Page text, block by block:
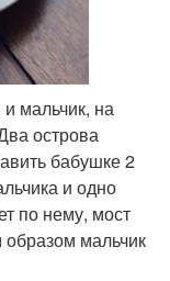
мальчик, на
острова
бабушке 2
и одно
по нему, мост
мальчик